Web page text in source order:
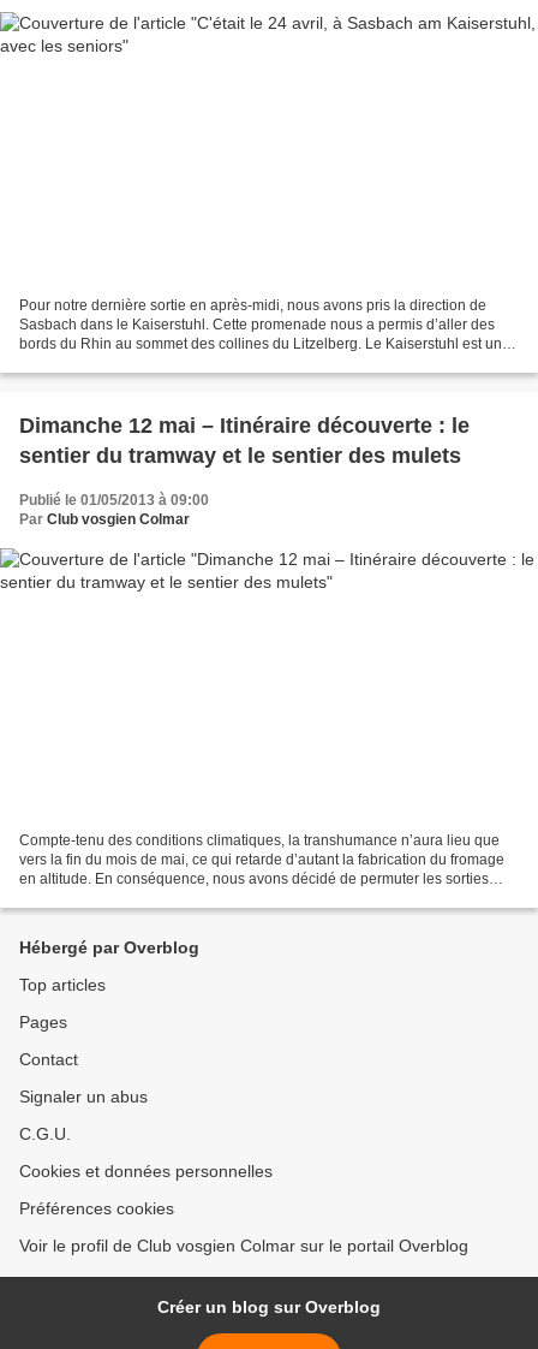
Pour notre dernière sortie en après-midi, nous avons pris la direction de
Sasbach dans le Kaiserstuhl. Cette promenade nous a permis d’aller des
bords du Rhin au sommet des collines du Litzelberg. Le Kaiserstuhl est un
Dimanche 12 mai – Itinéraire découverte : le
sentier du tramway et le sentier des mulets
Publié le 01/05/2013 à 09:00
Par Club vosgien Colmar
Compte-tenu des conditions climatiques, la transhumance n’aura lieu que
vers la fin du mois de mai, ce qui retarde d’autant la fabrication du fromage
en altitude. En conséquence, nous avons décidé de permuter les sorties
Hébergé par Overblog
Top articles
Pages
Contact
Signaler un abus
C.G.U.
Cookies et données personnelles
Préférences cookies
Voir le profil de Club vosgien Colmar sur le portail Overblog
Créer un blog sur Overblog